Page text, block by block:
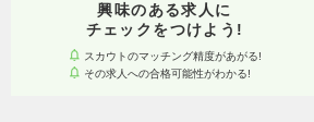
興味のある求人に
チェックをつけよう!
スカウトのマッチング精度があがる!
その求人への合格可能性がわかる!